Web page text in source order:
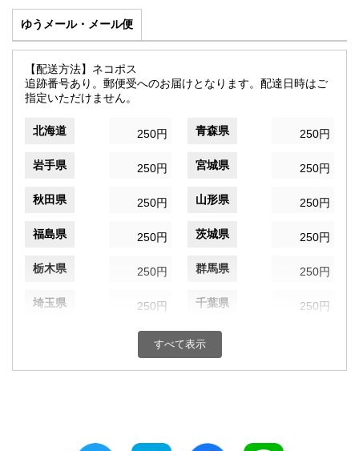
ゆうメール・メール便
【配送方法】ネコポス
追跡番号あり。郵便受へのお届けとなります。配達日時はご
指定いただけません。
北海道 250円 青森県 250円
岩手県 250円 宮城県 250円
秋田県 250円 山形県 250円
福島県 250円 茨城県 250円
栃木県 250円 群馬県 250円
埼玉県 250円 千葉県 250円
250円 神奈川県
新潟県 250円 富山県 250円
250円 長野県
すべて表示